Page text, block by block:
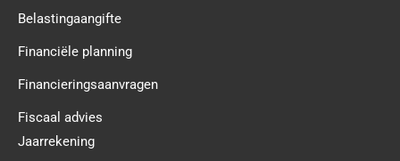
Belastingaangifte
Financiële planning
Financieringsaanvragen
Fiscaal advies
Jaarrekening